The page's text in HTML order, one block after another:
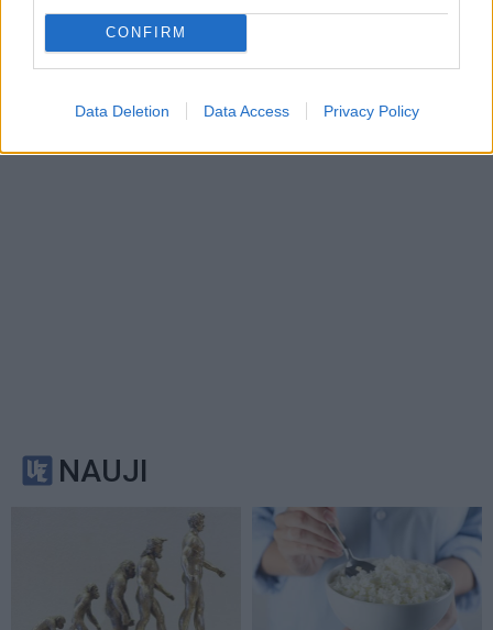
CONFIRM
Data Deletion Data Access Privacy Policy
Užulėnyje – Smetoninių
šventė: istorikai kels
neatsakytus prezidento
Kelininkai gali
remontuojama svarbi
NAUJI